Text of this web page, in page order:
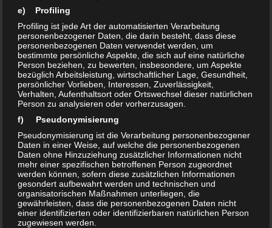
übernommen werden, hieß es.
Teilen mit:
Drucken E-Mail
Ähnliche Beiträge
Zeittafel Teil 5 2012 – 2015
24. Mai 2023
In "Chronik"
12. Februar 2013
In "Termine"
Veranstaltungen Juni 2013
30. Mai 2013
In "Termine"
e) Profiling
Profiling ist jede Art der automatisierten Verarbeitung
personenbezogener Daten, die darin besteht, dass diese
personenbezogenen Daten verwendet werden, um
bestimmte persönliche Aspekte, die sich auf eine natürliche
Person beziehen, zu bewerten, insbesondere, um Aspekte
bezüglich Arbeitsleistung, wirtschaftlicher Lage, Gesundheit,
persönlicher Vorlieben, Interessen, Zuverlässigkeit,
Verhalten, Aufenthaltsort oder Ortswechsel dieser natürlichen
Person zu analysieren oder vorherzusagen.
f) Pseudonymisierung
Pseudonymisierung ist die Verarbeitung personenbezogener
Daten in einer Weise, auf welche die personenbezogenen
Daten ohne Hinzuziehung zusätzlicher Informationen nicht
mehr einer spezifischen betroffenen Person zugeordnet
werden können, sofern diese zusätzlichen Informationen
gesondert aufbewahrt werden und technischen und
organisatorischen Maßnahmen unterliegen, die
gewährleisten, dass die personenbezogenen Daten nicht
einer identifizierten oder identifizierbaren natürlichen Person
zugewiesen werden.